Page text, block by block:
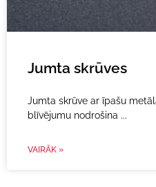
Jumta skrūves
Jumta skrūve ar īpašu
blīvējumu nodrošina
VAIRĀK »